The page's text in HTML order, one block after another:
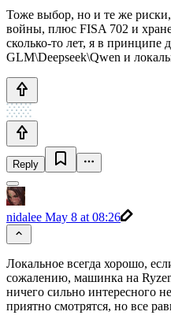
Тоже выбор, но и те же
войны, плюс FISA 702 и
сколько-то лет, я в принципе
GLM\Deepseek\Qwen и
Reply
nidalee May 8 at 08:26
Локальное всегда хорошо,
сожалению, машинка на
ничего сильно интересного
приятно смотрятся, но все